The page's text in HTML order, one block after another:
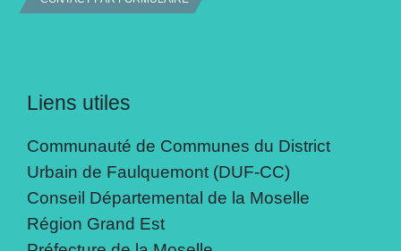
Liens utiles
Communauté de Communes du District
Urbain de Faulquemont (DUF-CC)
Conseil Départemental de la Moselle
Région Grand Est